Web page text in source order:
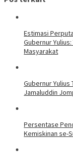
Estimasi
Gubernur
Masyarakat
Gubernur Yulius
Jamaluddin
Persentase
Kemiskinan se-